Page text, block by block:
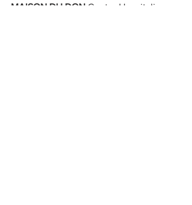
MAISON DU DON Centre Hospitalier